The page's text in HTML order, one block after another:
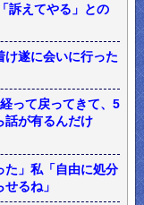
訴えてやる」との
け遂に会いに行った
って戻ってきて、5
話が有るんだけ
た」私「自由に処分
るね」